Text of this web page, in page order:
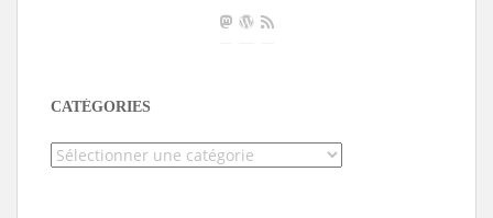
CATÉGORIES
Catégories